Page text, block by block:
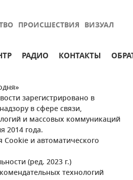
ПРОИСШЕСТВИЯ ВИЗУАЛ
РАДИО КОНТАКТЫ
зарегистрировано в
в сфере связи,
и массовых коммуникаций
2014 года.
и автоматического
(ред. 2023 г.)
технологий